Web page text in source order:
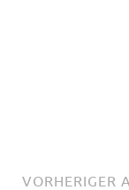
VORHERIGER